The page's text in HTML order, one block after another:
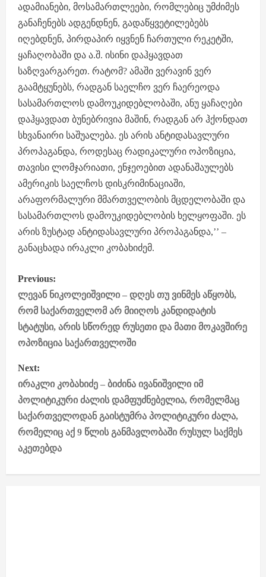
ადამიანები, მოსამართლეები, რომლებიც უმძიმეს
განაჩენებს ადგენდნენ, გადაწყვეტილებებს
იღებდნენ, პირდაპირ იყვნენ ჩართული რეკეტში,
ყაჩაღობაში და ა.შ. ისინი დაჰყავდათ
საზღვარგარეთ. რატომ? ამაში ვერავინ ვერ
გაამტყუნებს, რადგან საელჩო ვერ ჩაერეოდა
სასამართლოს დამოუკიდებლობაში, ანუ ყაჩაღები
დაჰყავდათ ბუნებრივია მაშინ, რადგან არ ჰქონდათ
სხვანაირი საშუალება. ეს არის ანტიდასავლური
პროპაგანდა, როდესაც რადიკალური ოპოზიცია,
თავისი ლომჯარიათი, ენჯეოებით ადანაშაულებს
ამერიკის საელჩოს დისკრიმინაციაში,
არაფორმალური მმართველობის მცდელობაში და
სასამართლოს დამოუკიდებლობის ხელყოფაში. ეს
არის ზუსტად ანტიდასავლური პროპაგანდა,’’ –
განაცხადა ირაკლი კობახიძემ.
P
o
s
t
n
a
v
i
g
Previous:
ლევან ნიკოლეიშვილი – დღეს თუ ვინმეს აწყობს,
რომ საქართველომ არ მიიღოს კანდიდატის
სტატუსი, არის სწორედ რუსეთი და მათი მოკავშირე
ოპოზიცია საქართველოში
Next:
ირაკლი კობახიძე – ბიძინა ივანიშვილი იმ
პოლიტიკური ძალის დამფუძნებელია, რომელმაც
საქართველოდან გაისტუმრა პოლიტიკური ძალა,
რომელიც აქ 9 წლის განმავლობაში რუსულ საქმეს
აკეთებდა